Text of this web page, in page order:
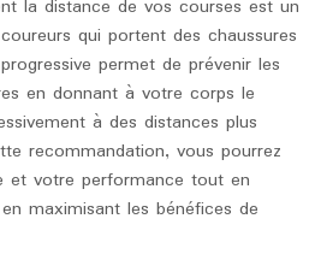
la distance de vos courses est un
qui portent des chaussures
permet de prévenir les
en donnant à votre corps le
à des distances plus
recommandation, vous pourrez
et votre performance tout en
maximisant les bénéfices de